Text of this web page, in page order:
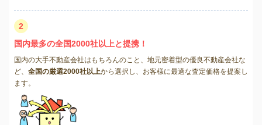
2
国内最多の全国2000社以上と提携！
国内の大手不動産会社はもちろんのこと、地元密着型の優良不動産会社な
ど、 全国の厳選2000社以上から選択し、お客様に最適な査定価格を提案し
ます。